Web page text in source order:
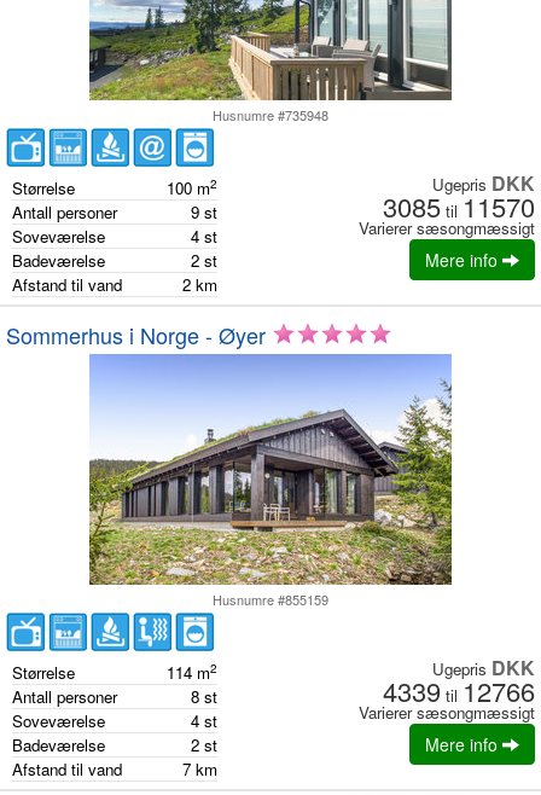
Husnumre #735948
Størrelse 100 m2
Antall personer 9 st
Soveværelse
4 st
Badeværelse
2 st
Afstand til vand
2 km
Ugepris DKK
3085 til 11570
Varierer sæsongmæssigt
Mere info
Sommerhus i Norge - Øyer
Husnumre #855159
Størrelse 114 m2
Antall personer 8 st
Soveværelse
4 st
Badeværelse
2 st
Afstand til vand
7 km
Ugepris DKK
4339 til 12766
Varierer sæsongmæssigt
Mere info